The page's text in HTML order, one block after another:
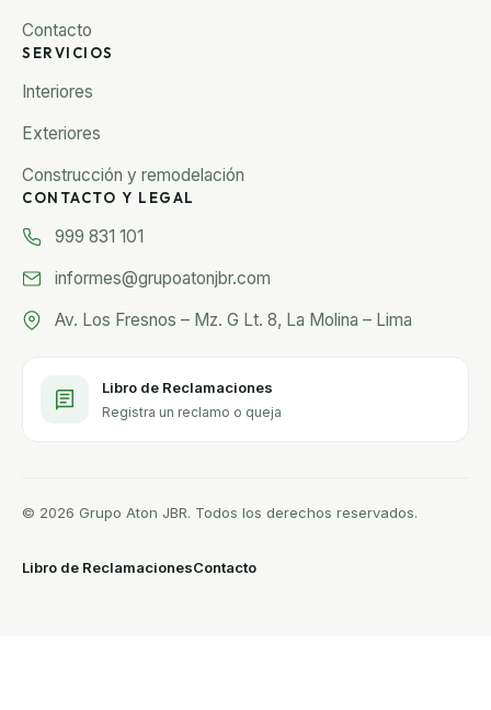
Contacto
SERVICIOS
Interiores
Exteriores
Construcción y remodelación
CONTACTO Y LEGAL
999 831 101
informes@grupoatonjbr.com
Av. Los Fresnos – Mz. G Lt. 8, La Molina – Lima
Libro de Reclamaciones
Registra un reclamo o queja
© 2026 Grupo Aton JBR. Todos los derechos reservados.
Libro de ReclamacionesContacto